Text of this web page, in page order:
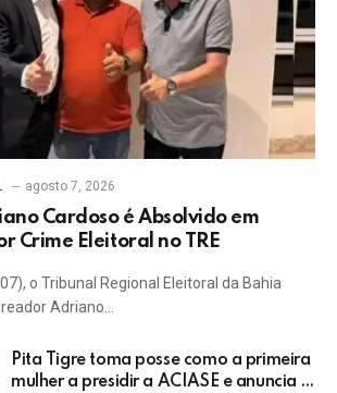
agosto 7, 2026
Cardoso é Absolvido em
Crime Eleitoral no TRE
o Tribunal Regional Eleitoral da Bahia
Adriano…
Pita Tigre toma posse como a primeira
mulher a presidir a ACIASE e anuncia a